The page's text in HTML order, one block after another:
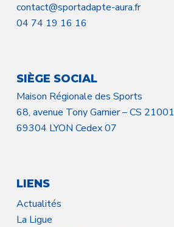
contact@sportadapte-aura.fr
04 74 19 16 16
SIÈGE SOCIAL
Maison Régionale des Sports
68, avenue Tony Garnier – CS 21001
69304 LYON Cedex 07
LIENS
Actualités
La Ligue